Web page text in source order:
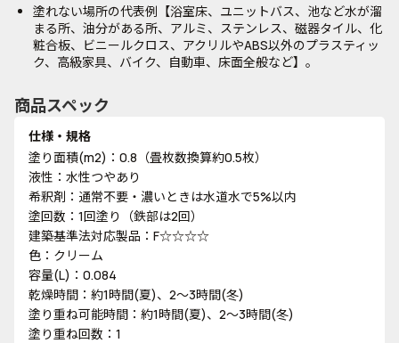
塗れない場所の代表例【浴室床、ユニットバス、池など水が溜
まる所、油分がある所、アルミ、ステンレス、磁器タイル、化
粧合板、ビニールクロス、アクリルやABS以外のプラスティッ
ク、高級家具、バイク、自動車、床面全般など】。
商品スペック
仕様・規格
塗り面積(m2)：0.8（畳枚数換算約0.5枚）
液性：水性つやあり
希釈剤：通常不要・濃いときは水道水で5%以内
塗回数：1回塗り（鉄部は2回）
建築基準法対応製品：F☆☆☆☆
色：クリーム
容量(L)：0.084
乾燥時間：約1時間(夏)、2～3時間(冬)
塗り重ね可能時間：約1時間(夏)、2～3時間(冬)
塗り重ね回数：1